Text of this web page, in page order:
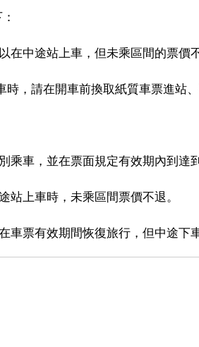
中途站上車，但未乘區間的票價不
，請在開車前換取紙質車票進站、
車，並在票面規定有效期內到達到
站上車時，未乘區間票價不退。
票有效期間恢復旅行，但中途下